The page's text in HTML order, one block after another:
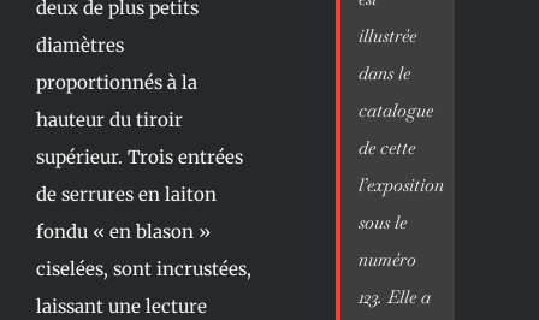
deux de plus petits
diamètres
proportionnés à la
hauteur du tiroir
supérieur. Trois entrées
de serrures en laiton
fondu « en blason »
ciselées, sont incrustées,
laissant une lecture
illustrée
dans le
catalogue
de cette
l’exposition
sous le
numéro
123. Elle a